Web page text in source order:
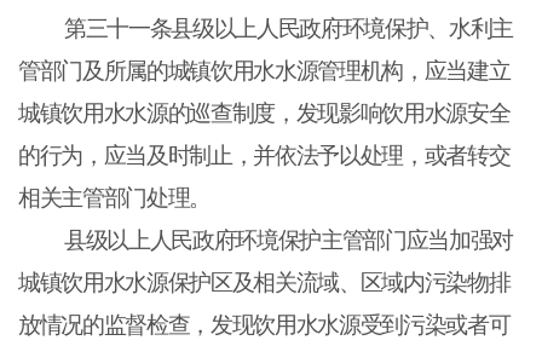
第三十一条县级以上人民政府环境保护、水利主
管部门及所属的城镇饮用水水源管理机构，应当建立
城镇饮用水水源的巡查制度，发现影响饮用水源安全
的行为，应当及时制止，并依法予以处理，或者转交
相关主管部门处理。
县级以上人民政府环境保护主管部门应当加强对
城镇饮用水水源保护区及相关流域、区域内污染物排
放情况的监督检查，发现饮用水水源受到污染或者可